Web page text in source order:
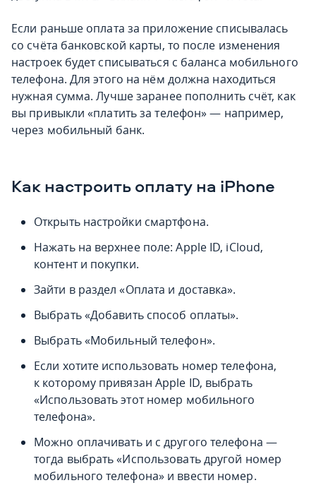
Если раньше оплата за приложение списывалась
со счёта банковской карты, то после изменения
настроек будет списываться с баланса мобильного
телефона. Для этого на нём должна находиться
нужная сумма. Лучше заранее пополнить счёт, как
вы привыкли «платить за телефон» — например,
через мобильный банк.
Как настроить оплату на iPhone
Открыть настройки смартфона.
Нажать на верхнее поле: Apple ID, iCloud,
контент и покупки.
Зайти в раздел «Оплата и доставка».
Выбрать «Добавить способ оплаты».
Выбрать «Мобильный телефон».
Если хотите использовать номер телефона,
к которому привязан Apple ID, выбрать
«Использовать этот номер мобильного
телефона».
Можно оплачивать и с другого телефона —
тогда выбрать «Использовать другой номер
мобильного телефона» и ввести номер.